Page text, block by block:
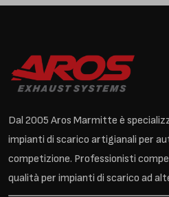
Dal 2005 Aros Marmitte è
impianti di scarico artigianali per
competizione. Professionisti
qualità per impianti di scarico ad